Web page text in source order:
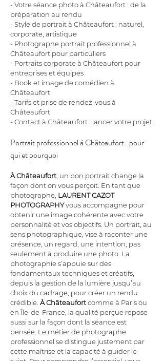
- Votre séance photo à Châteaufort : de la
préparation au rendu
- Style de portrait à Châteaufort : naturel,
corporate, artistique
- Photographe portrait professionnel à
Châteaufort pour particuliers
- Portraits corporate à Châteaufort pour
entreprises et équipes
- Book et image de comédien à
Châteaufort
- Tarifs et prise de rendez-vous à
Châteaufort
- Contact à Châteaufort : lancer votre projet
Portrait professionnel à Châteaufort : pour
qui et pourquoi
À Châteaufort , un bon portrait change la
façon dont on vous perçoit. En tant que
photographe, LAURENT CAZOT
PHOTOGRAPHY vous accompagne pour
obtenir une image cohérente avec votre
personnalité et vos objectifs. Un portrait, au
sens photographique, vise à raconter une
présence, un regard, une intention, pas
seulement à produire une photo. La
photographie s’appuie sur des
fondamentaux techniques et créatifs,
depuis la gestion de la lumière jusqu’au
choix du cadrage, pour créer un rendu
crédible. À Châteaufort comme à Paris ou
en Île-de-France, la qualité perçue repose
aussi sur la façon dont la séance est
pensée. Le métier de photographe
professionnel se distingue justement par
cette maîtrise et la capacité à guider le